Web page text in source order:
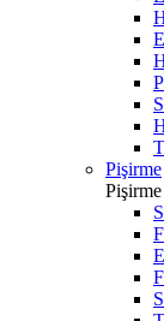
Pişirme
Pişirme